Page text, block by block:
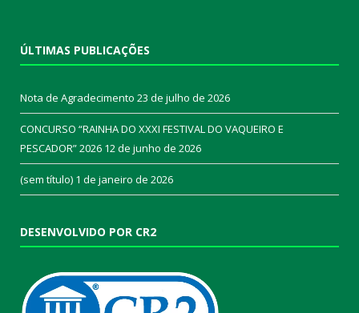
ÚLTIMAS PUBLICAÇÕES
Nota de Agradecimento 23 de julho de 2026
CONCURSO “RAINHA DO XXXI FESTIVAL DO VAQUEIRO E
PESCADOR” 2026 12 de junho de 2026
(sem título) 1 de janeiro de 2026
DESENVOLVIDO POR CR2